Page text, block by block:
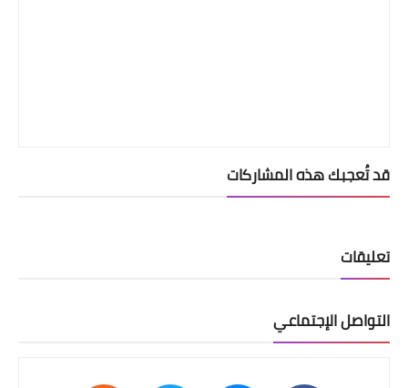
قد تُعجبك هذه المشاركات
تعليقات
التواصل الإجتماعي